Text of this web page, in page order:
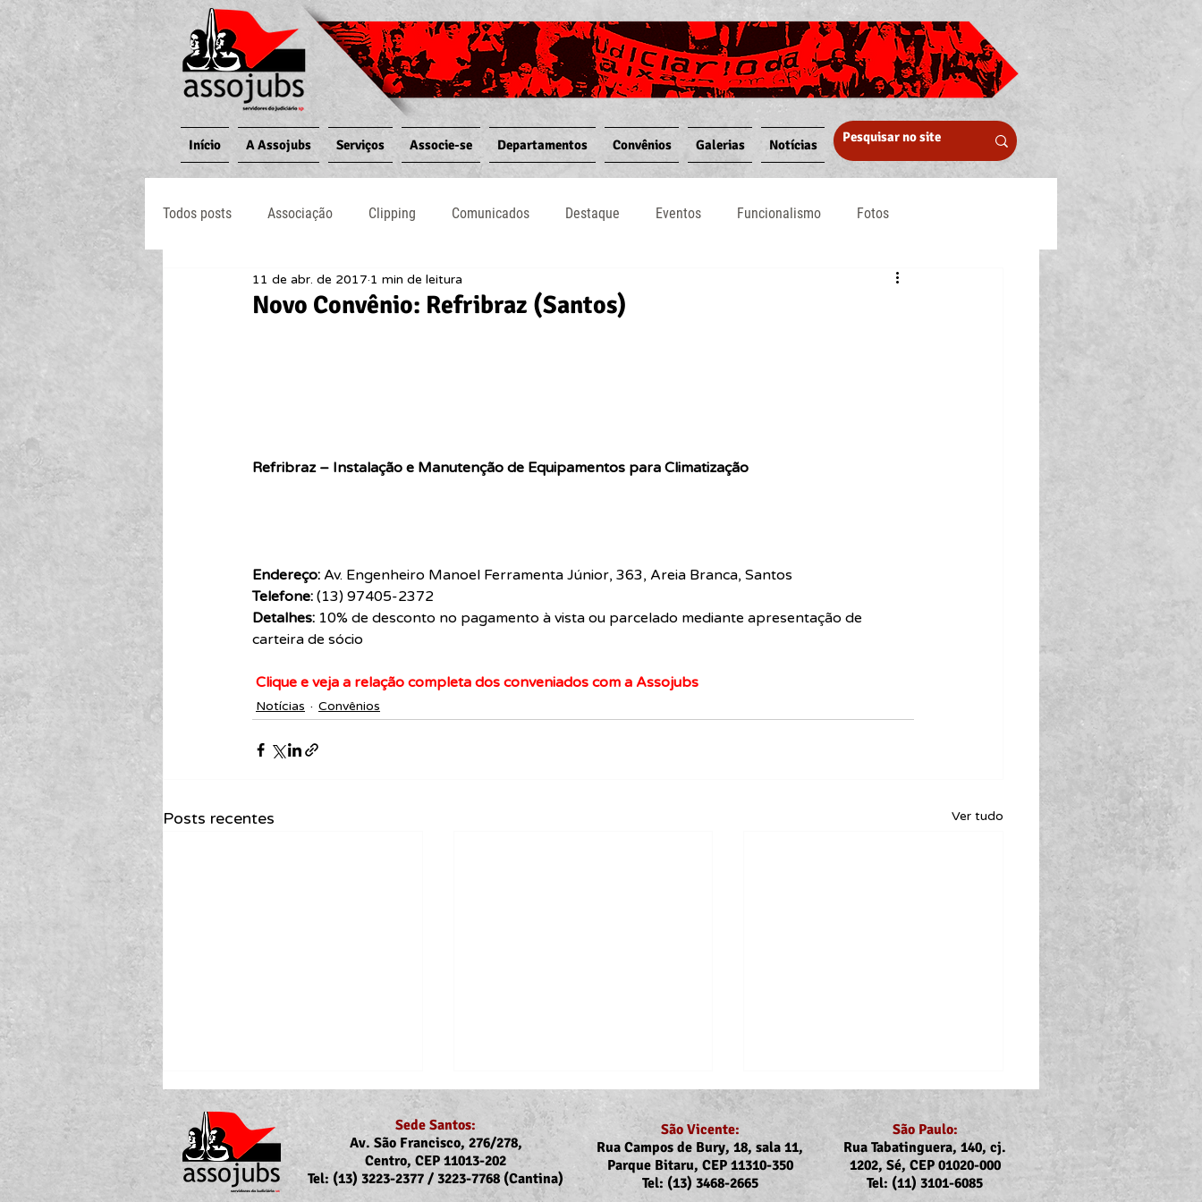
Início A Assojubs Serviços Associe-se Departamentos Convênios Galerias Notícias
Todos posts Associação Clipping Comunicados Destaque Eventos Funcionalismo Fotos
Jornal O Processo Judiciário Notícias
Novo Convênio: Refribraz (Santos)
11 de abr. de 2017 1 min de leitura
Refribraz – Instalação e Manutenção de Equipamentos para Climatização
Endereço: Av. Engenheiro Manoel Ferramenta Júnior, 363, Areia Branca, Santos
Telefone: (13) 97405-2372
Detalhes: 10% de desconto no pagamento à vista ou parcelado mediante apresentação de
carteira de sócio
Clique e veja a relação completa dos conveniados com a Assojubs
Notícias Convênios
Posts recentes Ver tudo
Sede Santos:
Av. São Francisco, 276/278,
Centro, CEP 11013-202
Tel: (13) 3223-2377 / 3223-7768 (Cantina)
São Vicente:
Rua Campos de Bury, 18, sala 11,
Parque Bitaru, CEP 11310-350
Tel: (13) 3468-2665
São Paulo:
Rua Tabatinguera, 140, cj.
1202, Sé, CEP 01020-000
Tel: (11) 3101-6085